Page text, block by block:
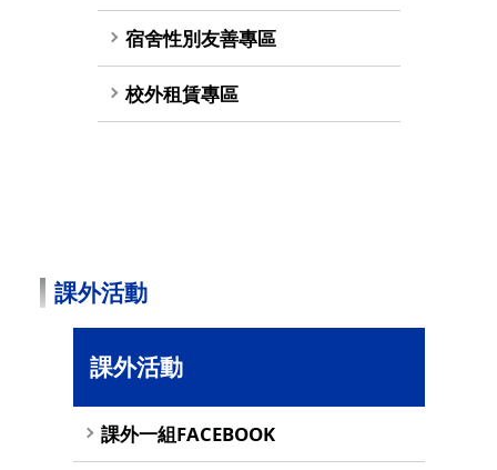
宿舍性別友善專區
校外租賃專區
課外活動
課外活動
課外一組FACEBOOK